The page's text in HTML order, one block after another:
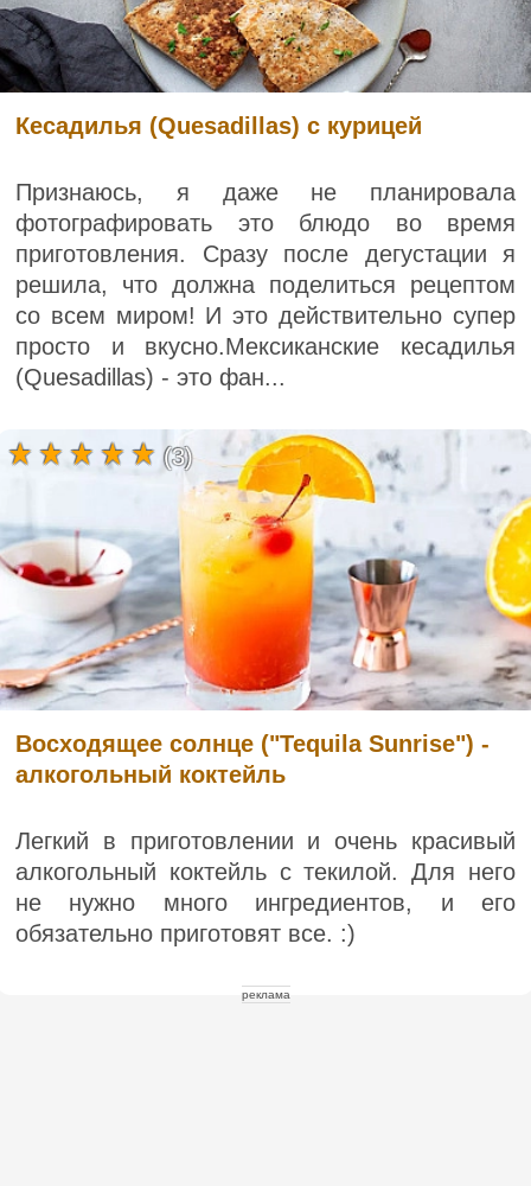
Кесадилья (Quesadillas) с курицей
Признаюсь, я даже не планировала
фотографировать это блюдо во время
приготовления. Сразу после дегустации я
решила, что должна поделиться рецептом
со всем миром! И это действительно супер
просто и вкусно.Мексиканские кесадилья
(Quesadillas) - это фан...
Восходящее солнце ("Tequila Sunrise") -
алкогольный коктейль
Легкий в приготовлении и очень красивый
алкогольный коктейль с текилой. Для него
не нужно много ингредиентов, и его
обязательно приготовят все. :)
(3)
реклама